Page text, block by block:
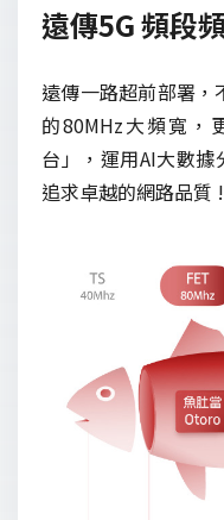
遠傳5G 頻段
遠傳一路超前部署，
的80MHz大頻寬，
台」，運用AI大數
追求卓越的網路品質 !